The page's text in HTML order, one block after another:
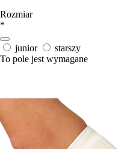
Rozmiar
*
junior
starszy
To pole jest wymagane